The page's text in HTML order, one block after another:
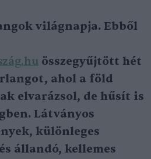
világnapja. Ebből
összegyűjtött hét
ahol a föld
elvarázsol, de hűsít is
Látványos
különleges
állandó, kellemes